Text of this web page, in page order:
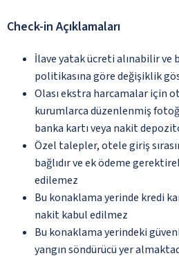
Check-in Açıklamaları
İlave yatak ücreti alınabilir ve
politikasına göre değişiklik
Olası ekstra harcamalar için
kurumlarca düzenlenmiş
banka kartı veya nakit
Özel talepler, otele giriş
bağlıdır ve ek ödeme
edilemez
Bu konaklama yerinde kredi
nakit kabul edilmez
Bu konaklama yerindeki
yangın söndürücü yer